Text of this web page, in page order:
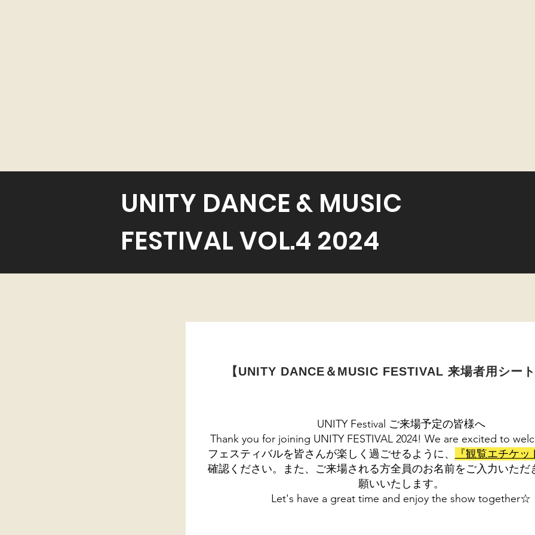
UNITY DANCE & MUSIC
FESTIVAL VOL.4 2024
【UNITY DANCE＆MUSIC FESTIVAL 来場者用シー
UNITY Festival ご来場予定の皆様へ
Thank you for joining UNITY FESTIVAL 2024! We are excited to
フェスティバルを皆さんが楽しく過ごせるように、
『観覧エチケッ
確認ください。
また、ご来場される方全員のお名前をご入力いただ
願いいたします。
Let's have a great time and enjoy the show together☆